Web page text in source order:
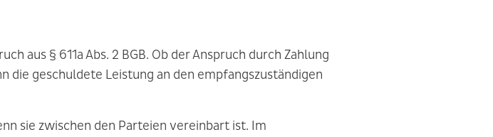
aus § 611a Abs. 2 BGB. Ob der Anspruch durch Zahlung
die geschuldete Leistung an den empfangszuständigen
sie zwischen den Parteien vereinbart ist. Im